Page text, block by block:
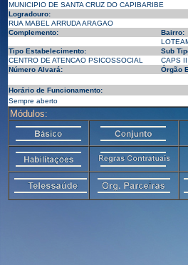
MUNICIPIO DE SANTA CRUZ DO CAPIBARIBE
Logradouro:
RUA MABEL ARRUDA ARAGAO
Complemento:
Bairro:
Tipo Estabelecimento:
Sub
CENTRO DE ATENCAO PSICOSSOCIAL
CAPS III
Número Alvará:
Órgão
Horário de Funcionamento:
Sempre aberto
Módulos: